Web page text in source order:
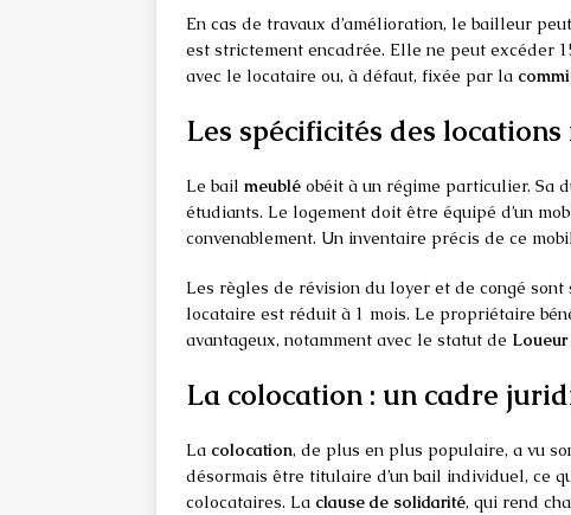
En cas de travaux d’amélioration, le bailleur
est strictement encadrée. Elle ne peut excéder
avec le locataire ou, à défaut, fixée par la
Les spécificités des locations
Le bail meublé obéit à un régime particulier. Sa
étudiants. Le logement doit être équipé d’un
convenablement. Un inventaire précis de ce
Les règles de révision du loyer et de congé
locataire est réduit à 1 mois. Le propriétaire
avantageux, notamment avec le statut de
La colocation : un cadre
La colocation, de plus en plus populaire, a vu
désormais être titulaire d’un bail individuel, ce
colocataires. La clause de solidarité, qui rend